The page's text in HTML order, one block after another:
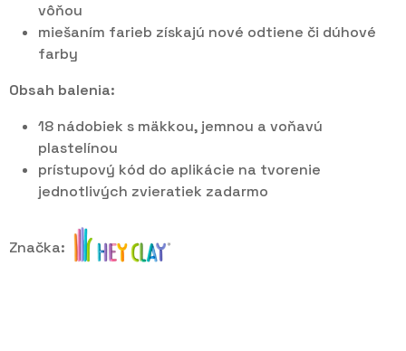
vôňou
miešaním farieb získajú nové odtiene či dúhové
farby
Obsah balenia:
18 nádobiek s mäkkou, jemnou a voňavú
plastelínou
prístupový kód do aplikácie na tvorenie
jednotlivých zvieratiek zadarmo
Značka: